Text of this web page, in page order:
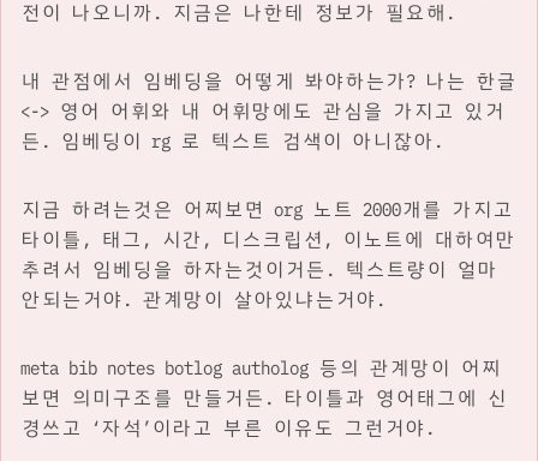
전이 나오니까. 지금은 나한테 정보가 필요해.
내 관점에서 임베딩을 어떻게 봐야하는가? 나는 한글
<-> 영어 어휘와 내 어휘망에도 관심을 가지고 있거
든. 임베딩이 rg 로 텍스트 검색이 아니잖아.
지금 하려는것은 어찌보면 org 노트 2000개를 가지고
타이틀, 태그, 시간, 디스크립션, 이노트에 대하여만
추려서 임베딩을 하자는것이거든. 텍스트량이 얼마
안되는거야. 관계망이 살아있냐는거야.
meta bib notes botlog autholog 등의 관계망이 어찌
보면 의미구조를 만들거든. 타이틀과 영어태그에 신
경쓰고 ‘자석’이라고 부른 이유도 그런거야.